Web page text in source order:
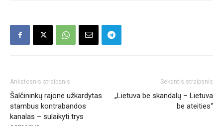
Ankstesnis straipsnis
Šalčininkų rajone užkardytas
stambus kontrabandos
kanalas – sulaikyti trys
Sekantis straipsnis
„Lietuva be skandalų – Lietuva
be ateities“